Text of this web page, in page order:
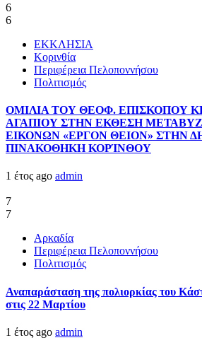
6
6
ΕΚΚΛΗΣΙΑ
Κορινθία
Περιφέρεια Πελοποννήσου
Πολιτισμός
ΟΜΙΛΙΑ ΤΟΥ ΘΕΟΦ. ΕΠΙΣΚΟΠΟΥ
ΑΓΑΠΙΟΥ ΣΤΗΝ ΕΚΘΕΣΗ
ΕΙΚΟΝΩΝ «ΕΡΓΟΝ ΘΕΙΟΝ» ΣΤΗΝ
ΠΙΝΑΚΟΘΗΚΗ ΚΟΡΊΝΘΟΥ
1 έτος ago admin
7
7
Αρκαδία
Περιφέρεια Πελοποννήσου
Πολιτισμός
Αναπαράσταση της πολιορκίας του
στις 22 Μαρτίου
1 έτος ago admin